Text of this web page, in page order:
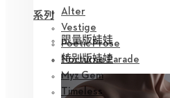
系列
限量版娃娃
特别版娃娃
Alter
Vestige
Poetic Prose
Nocturne Parade
Myz Gem
Timeless